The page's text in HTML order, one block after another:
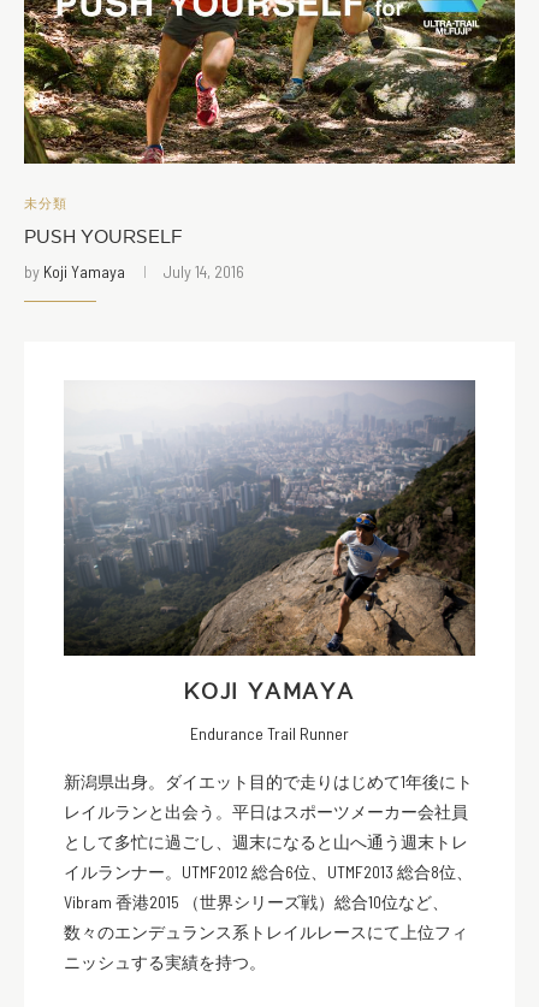
未分類
PUSH YOURSELF
by Koji Yamaya July 14, 2016
KOJI YAMAYA
Endurance Trail Runner
新潟県出身。ダイエット目的で走りはじめて1年後にト
レイルランと出会う。平日はスポーツメーカー会社員
として多忙に過ごし、週末になると山へ通う週末トレ
イルランナー。UTMF2012 総合6位、UTMF2013 総合8位、
Vibram 香港2015 （世界シリーズ戦）総合10位など、
数々のエンデュランス系トレイルレースにて上位フィ
ニッシュする実績を持つ。